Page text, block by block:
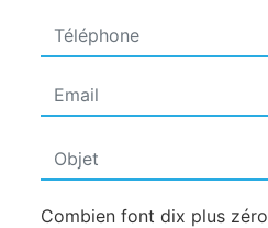
Combien font dix plus zéro